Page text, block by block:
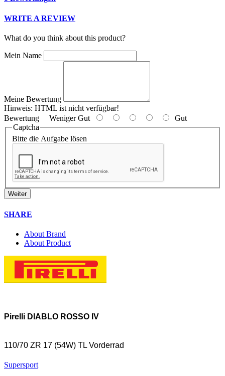
WRITE A REVIEW
What do you think about this product?
Mein Name
Meine Bewertung
Hinweis: HTML ist nicht verfügbar!
Bewertung Weniger Gut
Gut
Captcha
Bitte die Aufgabe lösen
Weiter
SHARE
About Brand
About Product
Pirelli DIABLO ROSSO IV
110/70 ZR 17 (54W) TL Vorderrad
Supersport